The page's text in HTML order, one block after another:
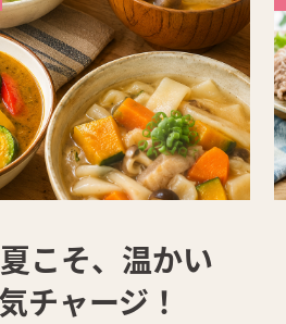
こそ、温かい
チャージ！